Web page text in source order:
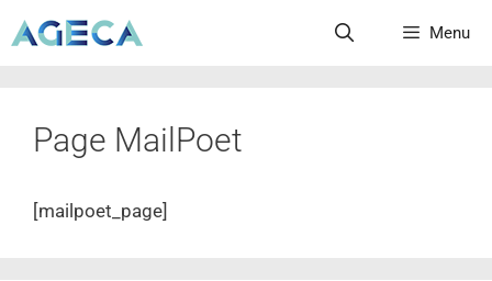
Menu
Page MailPoet
[mailpoet_page]